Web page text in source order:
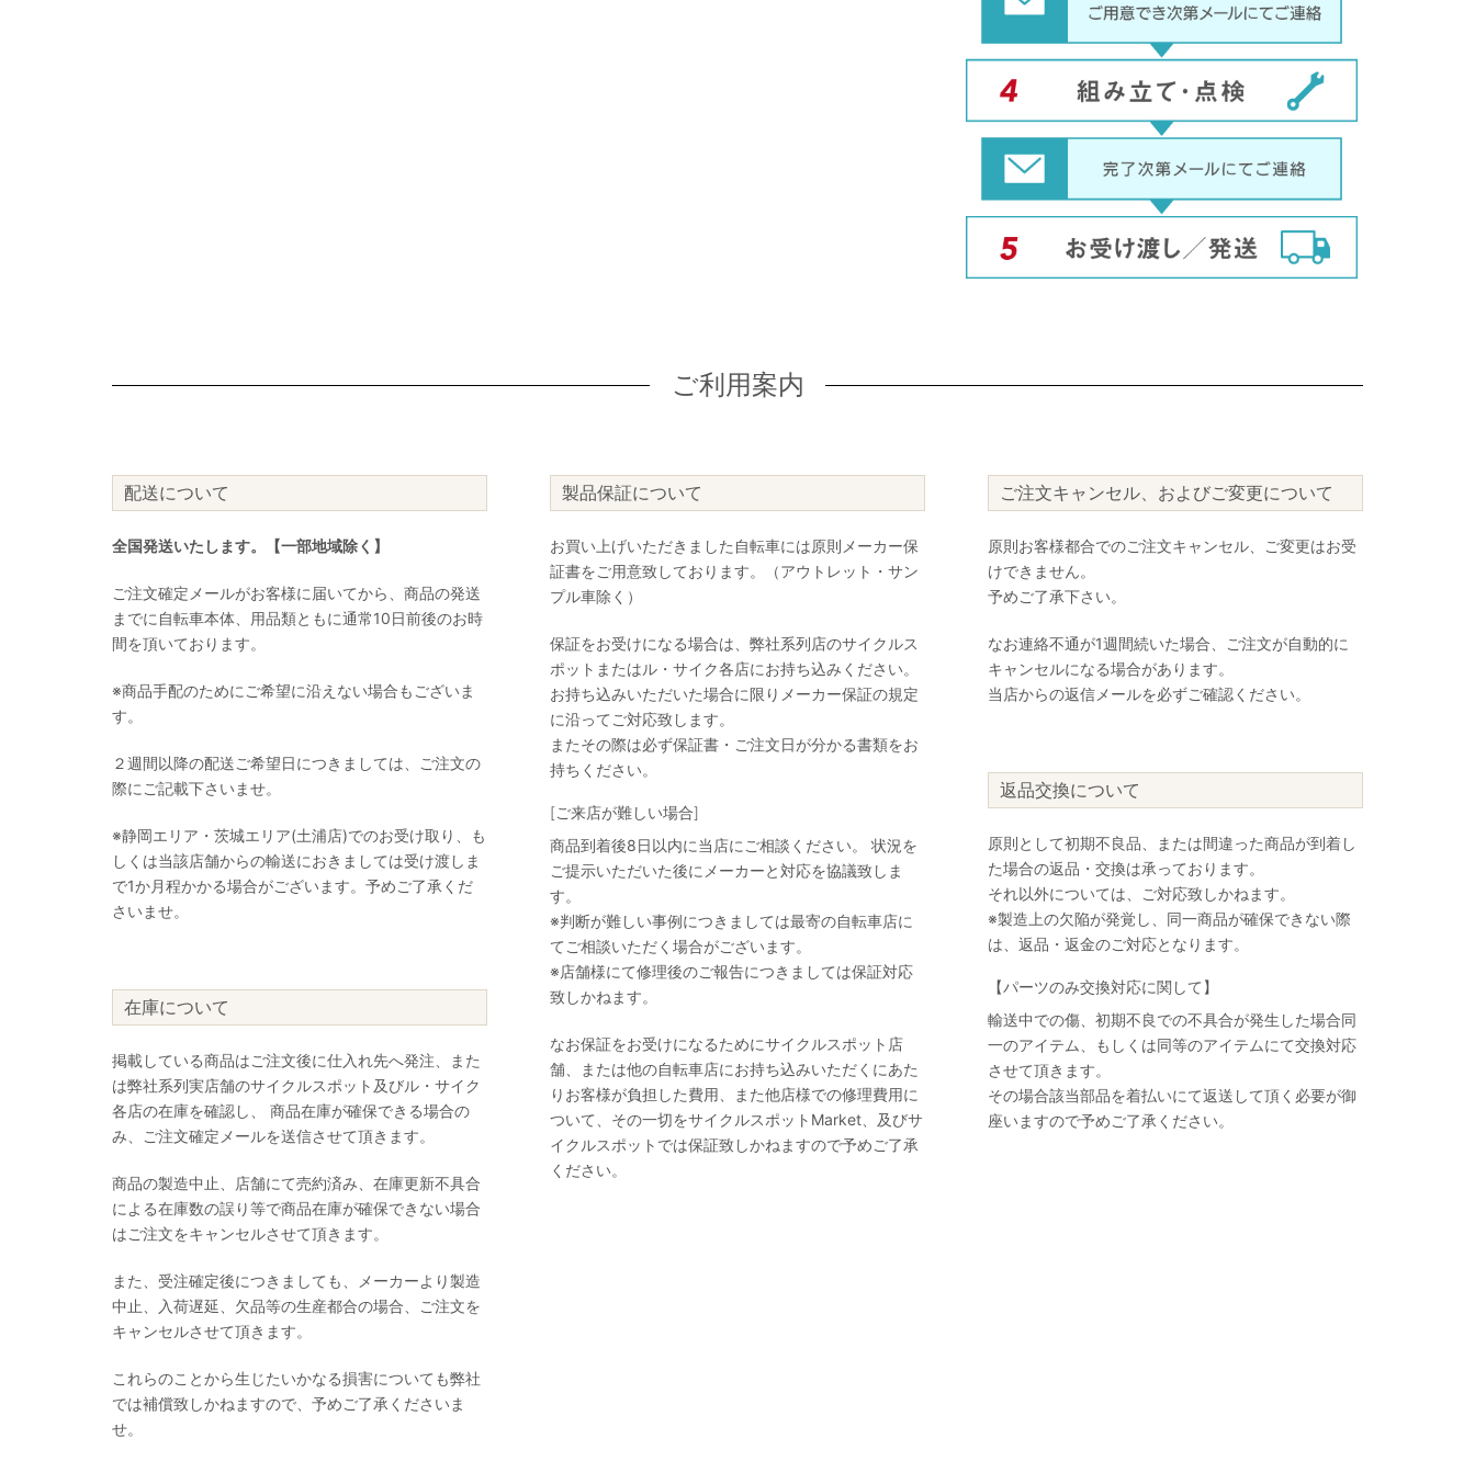
ご利用案内
配送について
全国発送いたします。【一部地域除く】
ご注文確定メールがお客様に届いてから、商品の発送
までに自転車本体、用品類ともに通常10日前後のお時
間を頂いております。
※商品手配のためにご希望に沿えない場合もございま
す。
２週間以降の配送ご希望日につきましては、ご注文の
際にご記載下さいませ。
※静岡エリア・茨城エリア(土浦店)でのお受け取り、も
しくは当該店舗からの輸送におきましては受け渡しま
で1か月程かかる場合がございます。予めご了承くだ
さいませ。
在庫について
掲載している商品はご注文後に仕入れ先へ発注、また
は弊社系列実店舗のサイクルスポット及びル・サイク
各店の在庫を確認し、 商品在庫が確保できる場合の
み、ご注文確定メールを送信させて頂きます。
商品の製造中止、店舗にて売約済み、在庫更新不具合
による在庫数の誤り等で商品在庫が確保できない場合
はご注文をキャンセルさせて頂きます。
また、受注確定後につきましても、メーカーより製造
中止、入荷遅延、欠品等の生産都合の場合、ご注文を
キャンセルさせて頂きます。
これらのことから生じたいかなる損害についても弊社
では補償致しかねますので、予めご了承くださいま
せ。
製品保証について
お買い上げいただきました自転車には原則メーカー保
証書をご用意致しております。（アウトレット・サン
プル車除く）
保証をお受けになる場合は、弊社系列店のサイクルス
ポットまたはル・サイク各店にお持ち込みください。
お持ち込みいただいた場合に限りメーカー保証の規定
に沿ってご対応致します。
またその際は必ず保証書・ご注文日が分かる書類をお
持ちください。
[ご来店が難しい場合]
商品到着後8日以内に当店にご相談ください。 状況を
ご提示いただいた後にメーカーと対応を協議致しま
す。
※判断が難しい事例につきましては最寄の自転車店に
てご相談いただく場合がございます。
※店舗様にて修理後のご報告につきましては保証対応
致しかねます。
なお保証をお受けになるためにサイクルスポット店
舗、または他の自転車店にお持ち込みいただくにあた
りお客様が負担した費用、また他店様での修理費用に
ついて、その一切をサイクルスポットMarket、及びサ
イクルスポットでは保証致しかねますので予めご了承
ください。
ご注文キャンセル、およびご変更について
原則お客様都合でのご注文キャンセル、ご変更はお受
けできません。
予めご了承下さい。
なお連絡不通が1週間続いた場合、ご注文が自動的に
キャンセルになる場合があります。
当店からの返信メールを必ずご確認ください。
返品交換について
原則として初期不良品、または間違った商品が到着し
た場合の返品・交換は承っております。
それ以外については、ご対応致しかねます。
※製造上の欠陥が発覚し、同一商品が確保できない際
は、返品・返金のご対応となります。
【パーツのみ交換対応に関して】
輸送中での傷、初期不良での不具合が発生した場合同
一のアイテム、もしくは同等のアイテムにて交換対応
させて頂きます。
その場合該当部品を着払いにて返送して頂く必要が御
座いますので予めご了承ください。